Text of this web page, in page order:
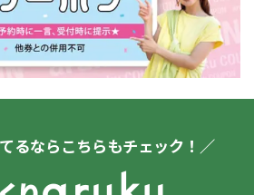
るならこちらもチェック！／